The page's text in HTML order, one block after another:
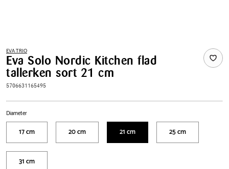
EVA TRIO
Eva Solo Nordic Kitchen flad
tallerken sort 21 cm
5706631165495
Diameter
17 cm 20 cm 21 cm 25 cm
31 cm